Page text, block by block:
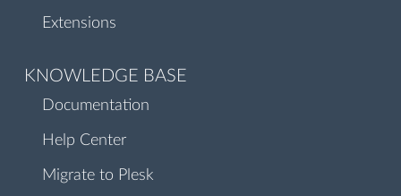
Extensions
KNOWLEDGE BASE
Documentation
Help Center
Migrate to Plesk